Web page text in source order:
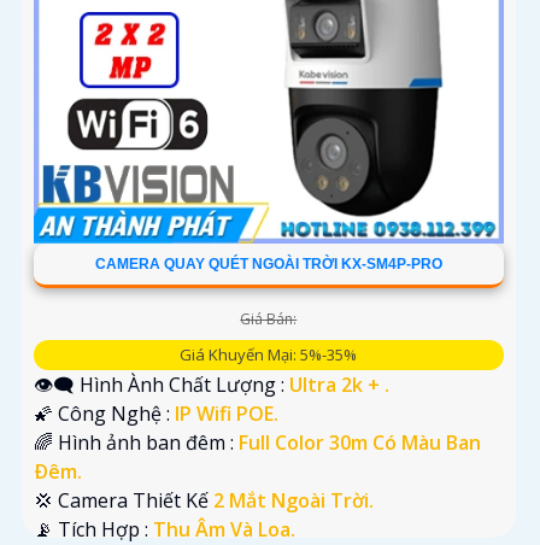
CAMERA QUAY QUÉT NGOÀI TRỜI KX-SM4P-PRO
Giá Bán:
Giá Khuyến Mại: 5%-35%
👁️‍🗨 Hình Ành Chất Lượng : Ultra 2k + .
🌠 Công Nghệ : IP Wifi POE.
🌈 Hình ảnh ban đêm : Full Color 30m Có Màu Ban
Ðêm.
💢 Camera Thiết Kế 2 Mắt Ngoài Trời.
️📡 Tích Hợp : Thu Âm Và Loa.